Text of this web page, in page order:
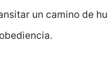
un camino de